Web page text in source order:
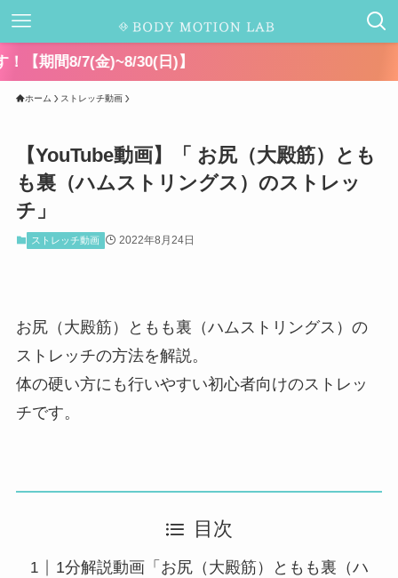
ホーム ストレッチ動画
【YouTube動画】「 お尻（大殿筋）とも
も裏（ハムストリングス）のストレッ
チ」
ストレッチ動画 2022年8月24日
お尻（大殿筋）ともも裏（ハムストリングス）の
ストレッチの方法を解説。
体の硬い方にも行いやすい初心者向けのストレッ
チです。
目次
1分解説動画「お尻（大殿筋）ともも裏（ハ